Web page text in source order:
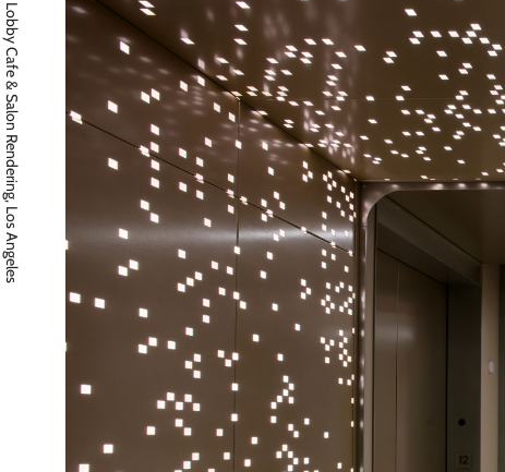
Lobby Cafe & Salon Rendering, Los Angeles